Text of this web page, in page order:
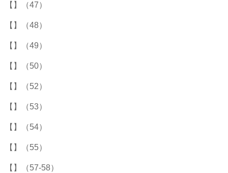
【】（47）
【】（48）
【】（49）
【】（50）
【】（52）
【】（53）
【】（54）
【】（55）
【】（57-58）